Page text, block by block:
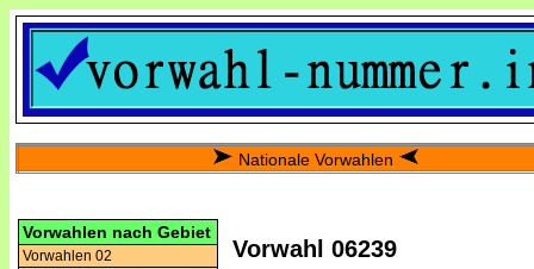
Nationale Vorwahlen
Vorwahlen nach Gebiet
Vorwahlen 02
Vorwahl 06239